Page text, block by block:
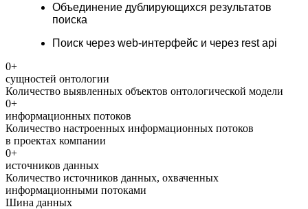
Объединение дублирующихся результатов
поиска
Поиск черезweb-интерфейс и через rest api
0+
сущностей онтологии
Количество выявленных объектов онтологической модели
0+
информационных потоков
Количество настроенных информационных потоков
в проектах компании
0+
источников данных
Количество источников данных, охваченных
информационными потоками
Шина данных